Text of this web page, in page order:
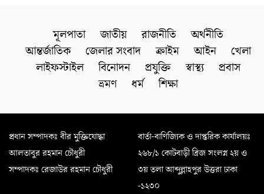
মূলপাতা জাতীয় রাজনীতি
অর্থনীতি
আন্তর্জাতিক
জেলার সংবাদ ক্রাইম আইন
খেলা
লাইফস্টাইল
বিনোদন প্রযুক্তি স্বাস্থ্য
প্রবাস
ভ্রমণ
ধর্ম শিক্ষা
প্রধান সম্পাদকঃ বীর মুক্তিযোদ্ধা
আলতাবুর রহমান চৌধুরী
সম্পাদকঃ রেজাউর রহমান চৌধুরী
বার্তা-বাণিজ্যিক ও দাপ্তরিক কার্যালয়ঃ
২৬৮/১ কোটবাড়ী ব্রিজ সংলগ্ন ২য় ও
৩য় তলা আব্দুল্লাহপুর উত্তরা ঢাকা
-১২৩০